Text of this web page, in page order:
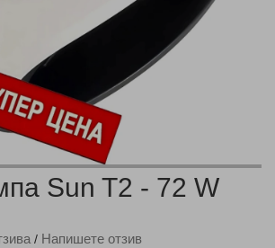
Sun T2 - 72 W
/ Напишете отзив